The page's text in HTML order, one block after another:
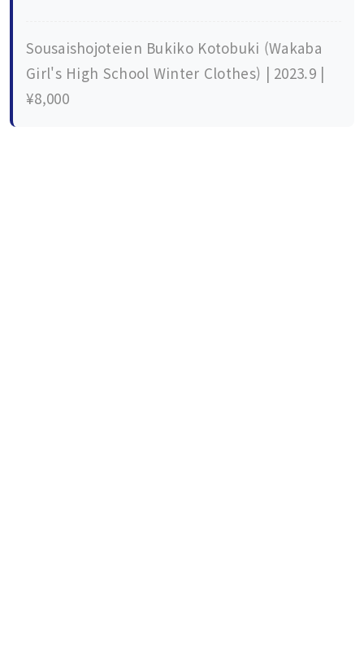
Sousaishojoteien Bukiko Kotobuki (Wakaba
Girl's High School Winter Clothes) | 2023.9 |
¥8,000